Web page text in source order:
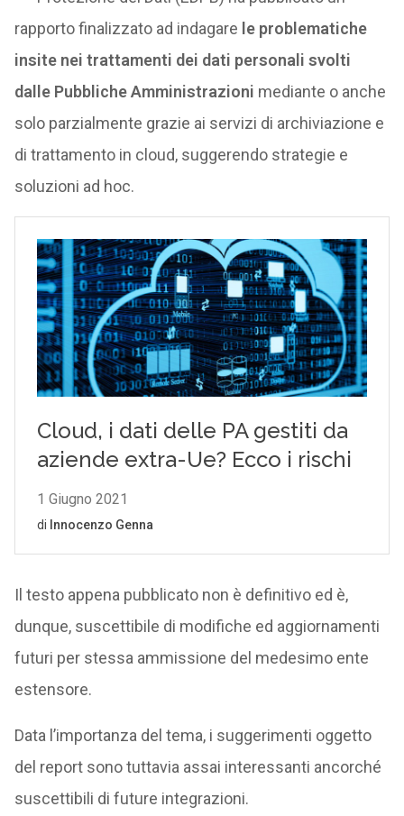
rapporto finalizzato ad indagare le problematiche
insite nei trattamenti dei dati personali svolti
dalle Pubbliche Amministrazioni mediante o anche
solo parzialmente grazie ai servizi di archiviazione e
di trattamento in cloud, suggerendo strategie e
soluzioni ad hoc.
Il testo appena pubblicato non è definitivo ed è,
dunque, suscettibile di modifiche ed aggiornamenti
futuri per stessa ammissione del medesimo ente
estensore.
Data l’importanza del tema, i suggerimenti oggetto
del report sono tuttavia assai interessanti ancorché
suscettibili di future integrazioni.